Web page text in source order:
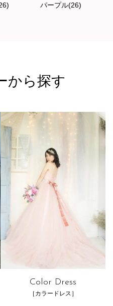
パープル(26)
から探す
Color Dress
［カラードレス］